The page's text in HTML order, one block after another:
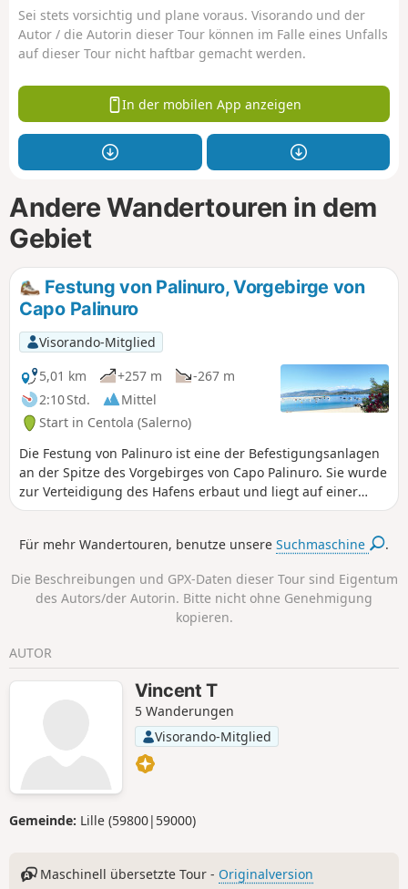
Sei stets vorsichtig und plane voraus. Visorando und der
Autor / die Autorin dieser Tour können im Falle eines Unfalls
auf dieser Tour nicht haftbar gemacht werden.
In der mobilen App anzeigen
Andere Wandertouren in dem
Gebiet
Festung von Palinuro, Vorgebirge von
Capo Palinuro
Visorando-Mitglied
5,01 km
+257 m
-267 m
2:10 Std.
Mittel
Start in Centola (Salerno)
Die Festung von Palinuro ist eine der Befestigungsanlagen
an der Spitze des Vorgebirges von Capo Palinuro. Sie wurde
zur Verteidigung des Hafens erbaut und liegt auf einer
Klippe über dem Meer und bietet einen Panoramablick auf
einem gut markierten Weg folgen, der zum Leuchtturm
Richtung Hafen hinauf. Herrliche Ausblicke auf das Meer
und die Klippen, während Sie zwischen kleinen Sträuchern
Für mehr Wandertouren, benutze unsereSuchmaschine .
Die Beschreibungen und GPX-Daten dieser Tour sind Eigentum
des Autors/der Autorin. Bitte nicht ohne Genehmigung
kopieren.
AUTOR
Vincent T
5 Wanderungen
Visorando-Mitglied
Gemeinde: Lille (59800|59000)
Maschinell übersetzte Tour - Originalversion